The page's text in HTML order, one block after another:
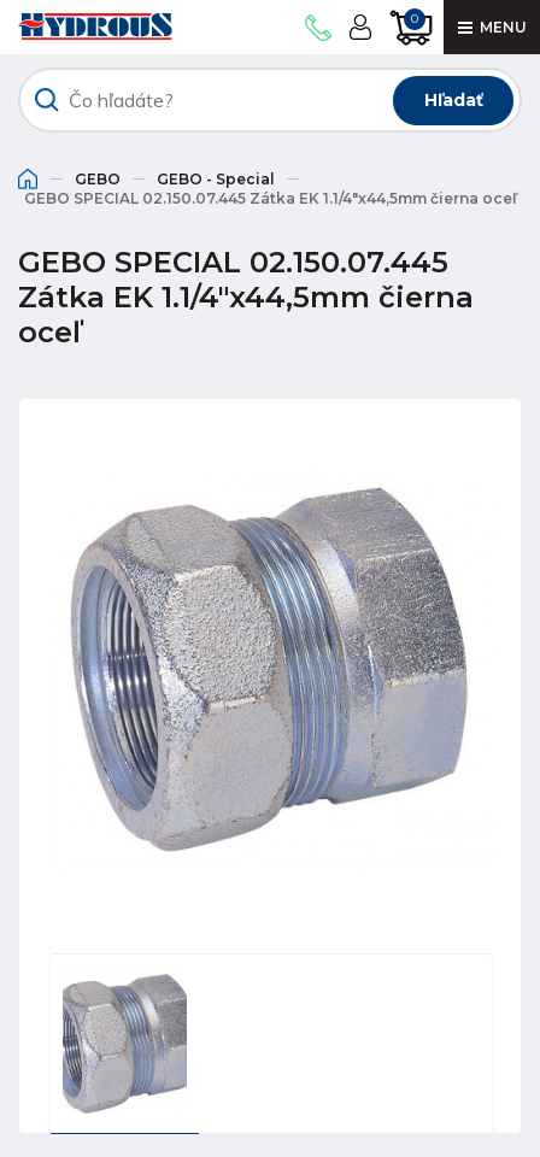
0 MENU
Hľadať
GEBO
GEBO - Special
GEBO SPECIAL 02.150.07.445 Zátka EK 1.1/4"x44,5mm čierna oceľ
GEBO SPECIAL 02.150.07.445
Zátka EK 1.1/4"x44,5mm čierna
oceľ